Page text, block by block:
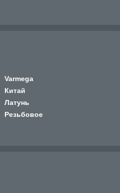
Varmega
Китай
Латунь
Резьбовое